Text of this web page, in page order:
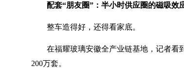
配套“朋友圈”：半小时供应圈的磁吸效
整车造得好，还得看家底。
在福耀玻璃安徽全产业链基地，记者看
200万套。